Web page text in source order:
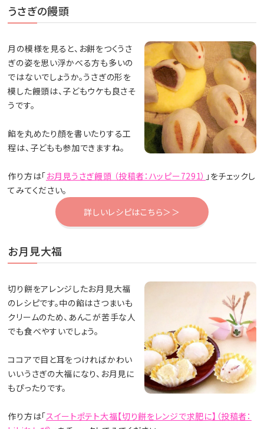
うさぎの饅頭
月の模様を見ると、お餅をつくうさ
ぎの姿を思い浮かべる方も多いの
ではないでしょうか。うさぎの形を
模した饅頭は、子どもウケも良さそ
うです。
餡を丸めたり顔を書いたりする工
程は、子どもも参加できますね。
作り方は「お月見うさぎ饅頭 （投稿者：ハッピー7291） 」をチェックし
てみてください。
詳しいレシピはこちら＞＞
お月見大福
切り餅をアレンジしたお月見大福
のレシピです。中の餡はさつまいも
クリームのため、あんこが苦手な人
でも食べやすいでしょう。
ココアで目と耳をつければかわい
いいうさぎの大福になり、お月見に
もぴったりです。
作り方は「スイートポテト大福【切り餅をレンジで求肥に】（投稿者：